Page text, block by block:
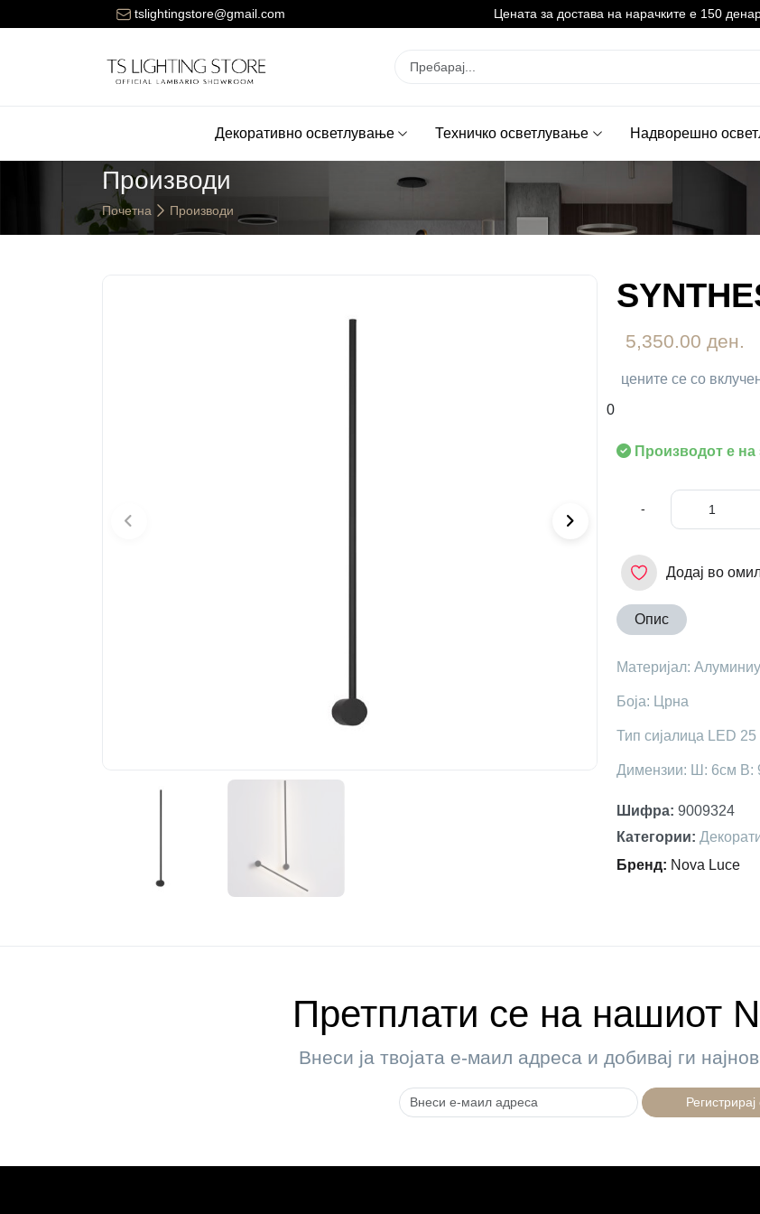
tslightingstore@gmail.com
за достава на нарачките е 150 денари. Цената за достава на нарачките е 150
Декоративно осветлување Техничко осветлување Надворешно
Производи
Почетна Производи
5,350.00 ден.
цените се со
0
Производот е на
-
Додај во
Опис
Материјал:
Боја: Црна
Тип сијалица LED
Димензии: Ш: 6см В:
Шифра: 9009324
Категории:
Бренд: Nova Luce
Претплати се на нашиот
Внеси ја твојата е-маил адреса и добивај ги
Регистрирај